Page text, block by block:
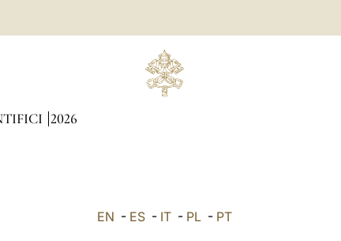
2026
EN - ES- IT- PL- PT